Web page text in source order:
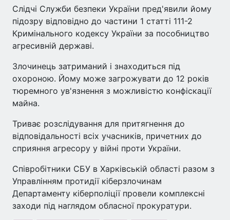
Слідчі Служби безпеки України пред'явили йому
підозру відповідно до частини 1 статті 111-2
Кримінального кодексу України за пособництво
агресивній державі.
Злочинець затриманий і знаходиться під
охороною. Йому може загрожувати до 12 років
тюремного ув'язнення з можливістю конфіскації
майна.
Триває розслідування для притягнення до
відповідальності всіх учасників, причетних до
сприяння агресору у війні проти України.
Співробітники СБУ в Харківській області разом з
Управлінням протидії кіберзлочинам
Департаменту кіберполіції провели комплексні
заходи під наглядом обласної прокуратури.